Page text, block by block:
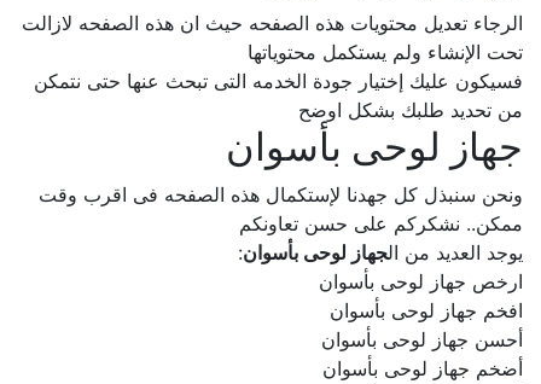
الرجاء تعديل محتويات هذه الصفحه حيث ان هذه الصفحه لازالت
تحت الإنشاء ولم يستكمل محتوياتها
فسيكون عليك إختيار جودة الخدمه التى تبحث عنها حتى نتمكن
من تحديد طلبك بشكل اوضح
جهاز لوحى بأسوان
ونحن سنبذل كل جهدنا لإستكمال هذه الصفحه فى اقرب وقت
ممكن.. نشكركم على حسن تعاونكم
يوجد العديد من ال جهاز لوحى بأسوان:
ارخص جهاز لوحى بأسوان
افخم جهاز لوحى بأسوان
أحسن جهاز لوحى بأسوان
أضخم جهاز لوحى بأسوان